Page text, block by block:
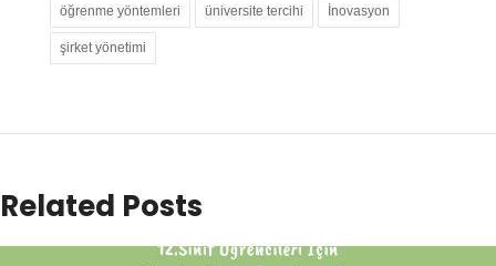
öğrenme yöntemleri üniversite tercihi İnovasyon
şirket yönetimi
Related Posts